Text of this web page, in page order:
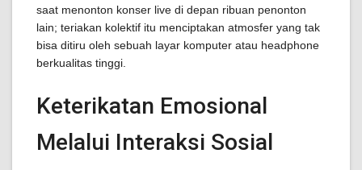
saat menonton konser live di depan ribuan penonton
lain; teriakan kolektif itu menciptakan atmosfer yang tak
bisa ditiru oleh sebuah layar komputer atau headphone
berkualitas tinggi.
Keterikatan Emosional
Melalui Interaksi Sosial